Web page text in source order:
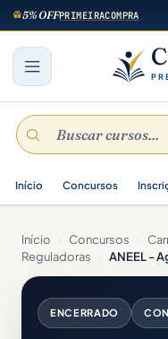
5% OFFPRIMEIRACOMPRA
Início Concursos
Início › Concursos ›
Reguladoras
› ANEEL -
ENCERRADO